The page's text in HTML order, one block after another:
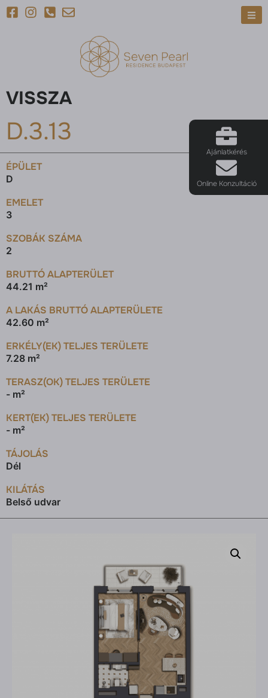
Ajánlatkérés
Online Konzultáció
VISSZA
D.3.13
ÉPÜLET
D
EMELET
3
SZOBÁK SZÁMA
2
BRUTTÓ ALAPTERÜLET
44.21 m²
A LAKÁS BRUTTÓ ALAPTERÜLETE
42.60 m²
ERKÉLY(EK) TELJES TERÜLETE
7.28 m²
TERASZ(OK) TELJES TERÜLETE
- m²
KERT(EK) TELJES TERÜLETE
- m²
TÁJOLÁS
Dél
KILÁTÁS
Belső udvar